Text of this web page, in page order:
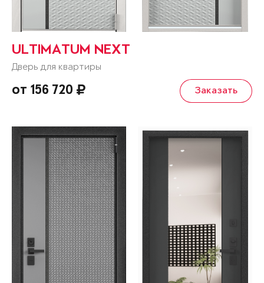
ULTIMATUM NEXT
Дверь для квартиры
от 156 720 Заказать